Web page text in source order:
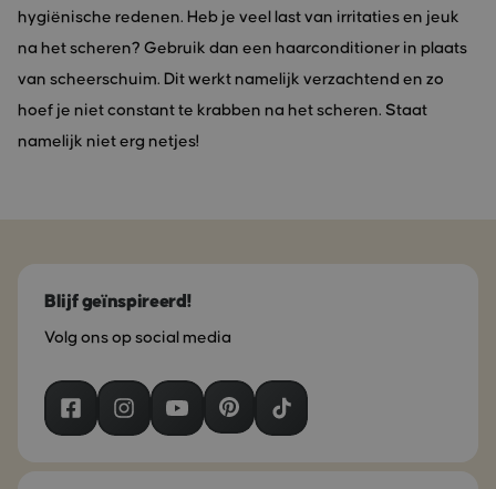
hygiënische redenen. Heb je veel last van irritaties en jeuk
na het scheren? Gebruik dan een haarconditioner in plaats
van scheerschuim. Dit werkt namelijk verzachtend en zo
hoef je niet constant te krabben na het scheren. Staat
namelijk niet erg netjes!
Blijf geïnspireerd!
Volg ons op social media